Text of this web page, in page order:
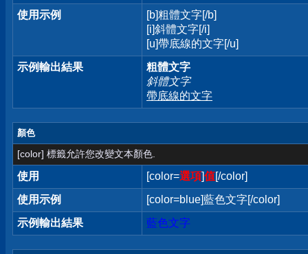
使用示例
[b]粗體文字[/b]
[i]斜體文字[/i]
[u]帶底線的文字[/u]
示例輸出結果
粗體文字
斜體文字
帶底線的文字
顏色
[color] 標籤允許您改變文本顏色.
使用 [color=選項]值[/color]
使用示例
[color=blue]藍色文字[/color]
示例輸出結果
藍色文字